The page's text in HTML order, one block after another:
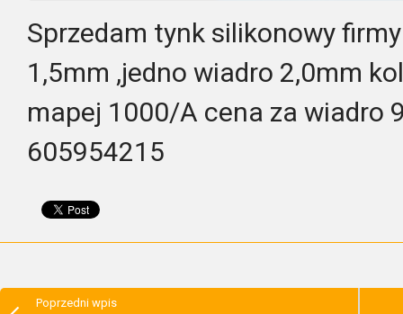
Sprzedam tynk silikonowy
1,5mm ,jedno wiadro 2,0mm
mapej 1000/A cena za wiadro
605954215
Poprzedni wpis